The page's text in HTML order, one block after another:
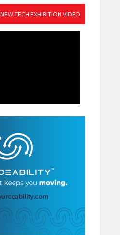
NEW-TECH EXHIBITION VIDEO